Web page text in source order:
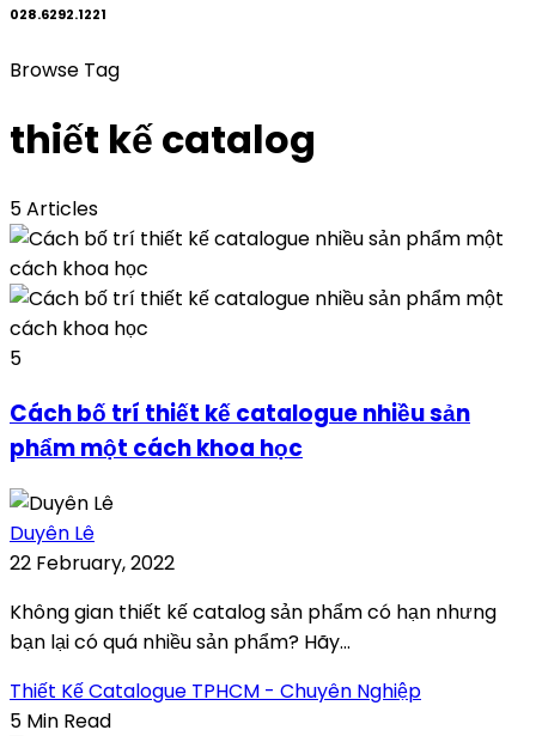
028.6292.1221
Browse Tag
thiết kế catalog
5 Articles
5
Cách bố trí thiết kế catalogue nhiều sản
phẩm một cách khoa học
Duyên Lê
22 February, 2022
Không gian thiết kế catalog sản phẩm có hạn nhưng
bạn lại có quá nhiều sản phẩm? Hãy...
Thiết Kế Catalogue TPHCM - Chuyên Nghiệp
5 Min Read